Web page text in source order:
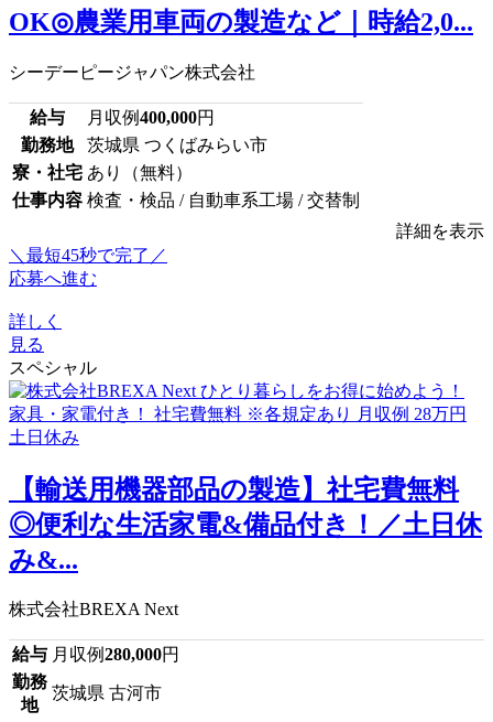
OK◎農業用車両の製造など｜時給2,0...
シーデーピージャパン株式会社
給与 月収例400,000円
勤務地
茨城県 つくばみらい市
寮・社宅 あり（無料）
仕事内容 検査・検品 / 自動車系工場 / 交替制
詳細を表示
＼最短45秒で完了／
応募へ進む
詳しく
見る
スペシャル
【輸送用機器部品の製造】社宅費無料
◎便利な生活家電&備品付き！／土日休
み&...
株式会社BREXA Next
給与 月収例280,000円
勤務
地
茨城県 古河市